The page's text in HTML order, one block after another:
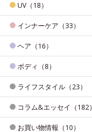
UV（18）
インナーケア（33）
ヘア（16）
ボディ（8）
ライフスタイル（23）
コラム&エッセイ（182）
お買い物情報（10）